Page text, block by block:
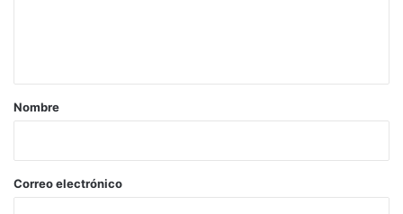
r
*
Nombre
Correo electrónico